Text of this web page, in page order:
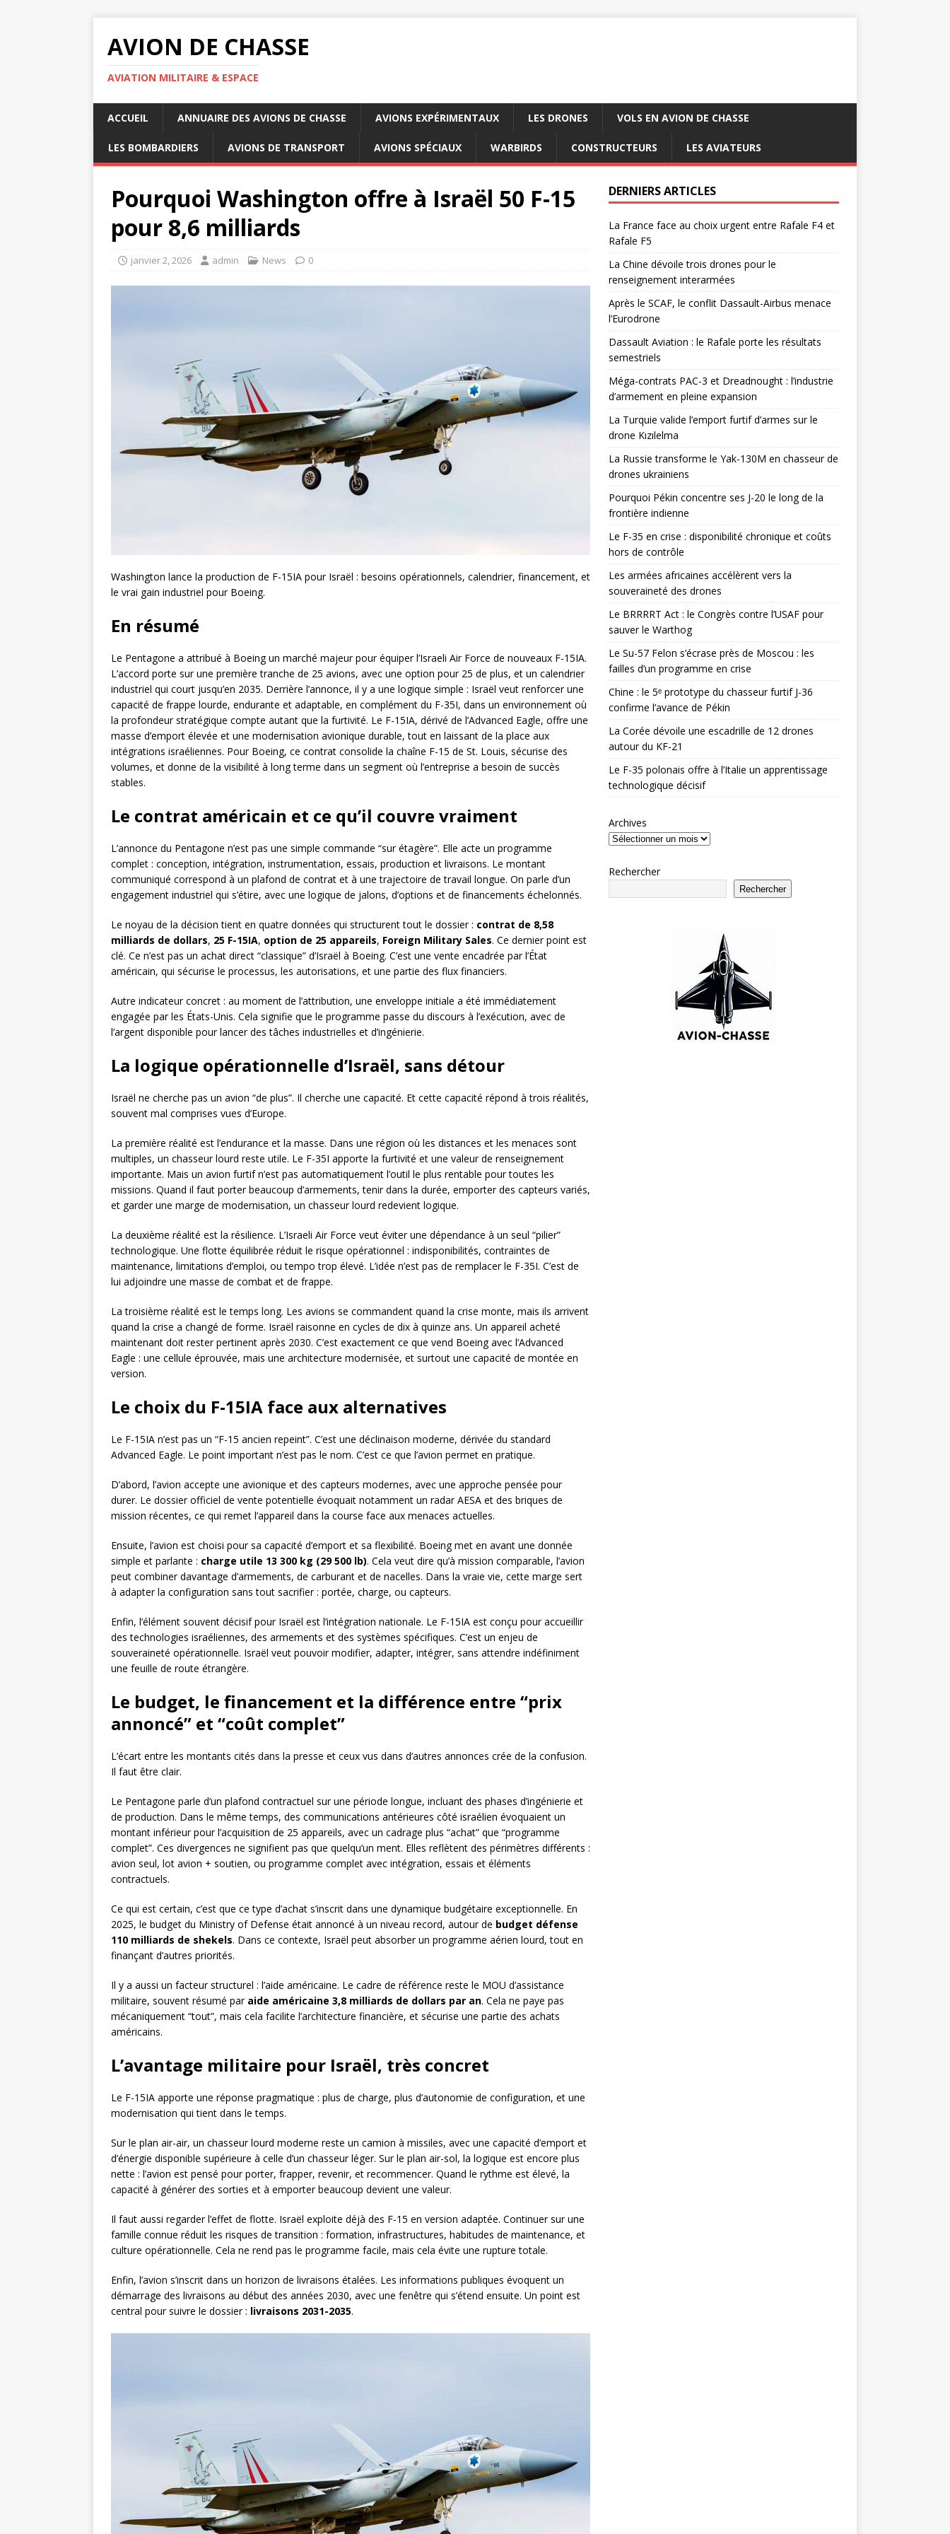
AVION DE CHASSE
AVIATION MILITAIRE & ESPACE
ACCUEIL ANNUAIRE DES AVIONS DE CHASSE AVIONS EXPÉRIMENTAUX LES DRONES VOLS EN AVION DE CHASSE
LES BOMBARDIERS AVIONS DE TRANSPORT AVIONS SPÉCIAUX WARBIRDS CONSTRUCTEURS LES AVIATEURS
Pourquoi Washington offre à Israël 50 F-15
pour 8,6 milliards
janvier 2, 2026 admin News 0
Washington lance la production de F-15IA pour Israël : besoins opérationnels, calendrier, financement, et
le vrai gain industriel pour Boeing.
En résumé
Le Pentagone a attribué à Boeing un marché majeur pour équiper l’Israeli Air Force de nouveaux F-15IA.
L’accord porte sur une première tranche de 25 avions, avec une option pour 25 de plus, et un calendrier
industriel qui court jusqu’en 2035. Derrière l’annonce, il y a une logique simple : Israël veut renforcer une
capacité de frappe lourde, endurante et adaptable, en complément du F-35I, dans un environnement où
la profondeur stratégique compte autant que la furtivité. Le F-15IA, dérivé de l’Advanced Eagle, offre une
masse d’emport élevée et une modernisation avionique durable, tout en laissant de la place aux
intégrations israéliennes. Pour Boeing, ce contrat consolide la chaîne F-15 de St. Louis, sécurise des
volumes, et donne de la visibilité à long terme dans un segment où l’entreprise a besoin de succès
stables.
Le contrat américain et ce qu’il couvre vraiment
L’annonce du Pentagone n’est pas une simple commande “sur étagère”. Elle acte un programme
complet : conception, intégration, instrumentation, essais, production et livraisons. Le montant
communiqué correspond à un plafond de contrat et à une trajectoire de travail longue. On parle d’un
engagement industriel qui s’étire, avec une logique de jalons, d’options et de financements échelonnés.
Le noyau de la décision tient en quatre données qui structurent tout le dossier : contrat de 8,58
milliards de dollars, 25 F-15IA, option de 25 appareils, Foreign Military Sales. Ce dernier point est
clé. Ce n’est pas un achat direct “classique” d’Israël à Boeing. C’est une vente encadrée par l’État
américain, qui sécurise le processus, les autorisations, et une partie des flux financiers.
Autre indicateur concret : au moment de l’attribution, une enveloppe initiale a été immédiatement
engagée par les États-Unis. Cela signifie que le programme passe du discours à l’exécution, avec de
l’argent disponible pour lancer des tâches industrielles et d’ingénierie.
La logique opérationnelle d’Israël, sans détour
Israël ne cherche pas un avion “de plus”. Il cherche une capacité. Et cette capacité répond à trois réalités,
souvent mal comprises vues d’Europe.
La première réalité est l’endurance et la masse. Dans une région où les distances et les menaces sont
multiples, un chasseur lourd reste utile. Le F-35I apporte la furtivité et une valeur de renseignement
importante. Mais un avion furtif n’est pas automatiquement l’outil le plus rentable pour toutes les
missions. Quand il faut porter beaucoup d’armements, tenir dans la durée, emporter des capteurs variés,
et garder une marge de modernisation, un chasseur lourd redevient logique.
La deuxième réalité est la résilience. L’Israeli Air Force veut éviter une dépendance à un seul “pilier”
technologique. Une flotte équilibrée réduit le risque opérationnel : indisponibilités, contraintes de
maintenance, limitations d’emploi, ou tempo trop élevé. L’idée n’est pas de remplacer le F-35I. C’est de
lui adjoindre une masse de combat et de frappe.
La troisième réalité est le temps long. Les avions se commandent quand la crise monte, mais ils arrivent
quand la crise a changé de forme. Israël raisonne en cycles de dix à quinze ans. Un appareil acheté
maintenant doit rester pertinent après 2030. C’est exactement ce que vend Boeing avec l’Advanced
Eagle : une cellule éprouvée, mais une architecture modernisée, et surtout une capacité de montée en
version.
Le choix du F-15IA face aux alternatives
Le F-15IA n’est pas un “F-15 ancien repeint”. C’est une déclinaison moderne, dérivée du standard
Advanced Eagle. Le point important n’est pas le nom. C’est ce que l’avion permet en pratique.
D’abord, l’avion accepte une avionique et des capteurs modernes, avec une approche pensée pour
durer. Le dossier officiel de vente potentielle évoquait notamment un radar AESA et des briques de
mission récentes, ce qui remet l’appareil dans la course face aux menaces actuelles.
Ensuite, l’avion est choisi pour sa capacité d’emport et sa flexibilité. Boeing met en avant une donnée
simple et parlante : charge utile 13 300 kg (29 500 lb). Cela veut dire qu’à mission comparable, l’avion
peut combiner davantage d’armements, de carburant et de nacelles. Dans la vraie vie, cette marge sert
à adapter la configuration sans tout sacrifier : portée, charge, ou capteurs.
Enfin, l’élément souvent décisif pour Israël est l’intégration nationale. Le F-15IA est conçu pour accueillir
des technologies israéliennes, des armements et des systèmes spécifiques. C’est un enjeu de
souveraineté opérationnelle. Israël veut pouvoir modifier, adapter, intégrer, sans attendre indéfiniment
une feuille de route étrangère.
Le budget, le financement et la différence entre “prix
annoncé” et “coût complet”
L’écart entre les montants cités dans la presse et ceux vus dans d’autres annonces crée de la confusion.
Il faut être clair.
Le Pentagone parle d’un plafond contractuel sur une période longue, incluant des phases d’ingénierie et
de production. Dans le même temps, des communications antérieures côté israélien évoquaient un
montant inférieur pour l’acquisition de 25 appareils, avec un cadrage plus “achat” que “programme
complet”. Ces divergences ne signifient pas que quelqu’un ment. Elles reflètent des périmètres différents :
avion seul, lot avion + soutien, ou programme complet avec intégration, essais et éléments
contractuels.
Ce qui est certain, c’est que ce type d’achat s’inscrit dans une dynamique budgétaire exceptionnelle. En
2025, le budget du Ministry of Defense était annoncé à un niveau record, autour de budget défense
110 milliards de shekels. Dans ce contexte, Israël peut absorber un programme aérien lourd, tout en
finançant d’autres priorités.
Il y a aussi un facteur structurel : l’aide américaine. Le cadre de référence reste le MOU d’assistance
militaire, souvent résumé par aide américaine 3,8 milliards de dollars par an. Cela ne paye pas
mécaniquement “tout”, mais cela facilite l’architecture financière, et sécurise une partie des achats
américains.
L’avantage militaire pour Israël, très concret
Le F-15IA apporte une réponse pragmatique : plus de charge, plus d’autonomie de configuration, et une
modernisation qui tient dans le temps.
Sur le plan air-air, un chasseur lourd moderne reste un camion à missiles, avec une capacité d’emport et
d’énergie disponible supérieure à celle d’un chasseur léger. Sur le plan air-sol, la logique est encore plus
nette : l’avion est pensé pour porter, frapper, revenir, et recommencer. Quand le rythme est élevé, la
capacité à générer des sorties et à emporter beaucoup devient une valeur.
Il faut aussi regarder l’effet de flotte. Israël exploite déjà des F-15 en version adaptée. Continuer sur une
famille connue réduit les risques de transition : formation, infrastructures, habitudes de maintenance, et
culture opérationnelle. Cela ne rend pas le programme facile, mais cela évite une rupture totale.
Enfin, l’avion s’inscrit dans un horizon de livraisons étalées. Les informations publiques évoquent un
démarrage des livraisons au début des années 2030, avec une fenêtre qui s’étend ensuite. Un point est
central pour suivre le dossier : livraisons 2031-2035.
DERNIERS ARTICLES
La France face au choix urgent entre Rafale F4 et
Rafale F5
La Chine dévoile trois drones pour le
renseignement interarmées
Après le SCAF, le conflit Dassault-Airbus menace
l’Eurodrone
Dassault Aviation : le Rafale porte les résultats
semestriels
Méga-contrats PAC-3 et Dreadnought : l’industrie
d’armement en pleine expansion
La Turquie valide l’emport furtif d’armes sur le
drone Kızılelma
La Russie transforme le Yak-130M en chasseur de
drones ukrainiens
Pourquoi Pékin concentre ses J-20 le long de la
frontière indienne
Le F-35 en crise : disponibilité chronique et coûts
hors de contrôle
Les armées africaines accélèrent vers la
souveraineté des drones
Le BRRRRT Act : le Congrès contre l’USAF pour
sauver le Warthog
Le Su-57 Felon s’écrase près de Moscou : les
failles d’un programme en crise
Chine : le 5ᵉ prototype du chasseur furtif J-36
confirme l’avance de Pékin
La Corée dévoile une escadrille de 12 drones
autour du KF-21
Le F-35 polonais offre à l’Italie un apprentissage
technologique décisif
Archives
Rechercher
Rechercher